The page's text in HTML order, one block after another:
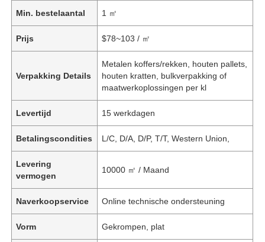
Min. bestelaantal 1 ㎡
Prijs $78~103 / ㎡
Verpakking Details
Metalen koffers/rekken, houten pallets,
houten kratten, bulkverpakking of
maatwerkoplossingen per kl
Levertijd 15 werkdagen
Betalingscondities L/C, D/A, D/P, T/T, Western Union,
Levering
vermogen
10000 ㎡ / Maand
Naverkoopservice Online technische ondersteuning
Vorm Gekrompen, plat